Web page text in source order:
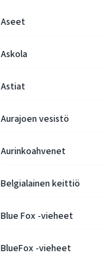
Aseet
Askola
Astiat
Aurajoen vesistö
Aurinkoahvenet
Belgialainen keittiö
Blue Fox -vieheet
BlueFox -vieheet